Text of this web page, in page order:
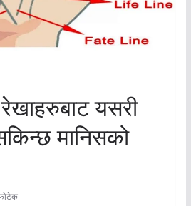
यसरी
मानिसको